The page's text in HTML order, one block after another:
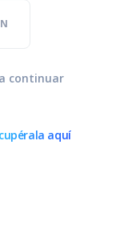
continuar
aquí